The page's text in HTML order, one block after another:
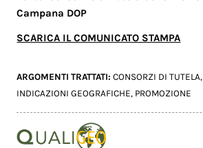
Campana DOP
SCARICA IL COMUNICATO STAMPA
ARGOMENTI TRATTATI:CONSORZI DI TUTELA,
INDICAZIONI GEOGRAFICHE, PROMOZIONE